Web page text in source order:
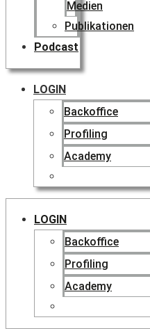
Medien
Publikationen
Podcast
LOGIN
Backoffice
Profiling
Academy
LOGIN
Backoffice
Profiling
Academy